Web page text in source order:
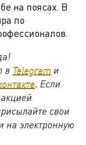
на поясах. В
по
в Telegram и
. Если
свои
на электронную